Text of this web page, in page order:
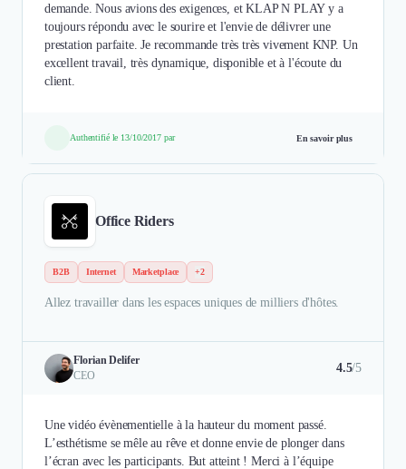
demande. Nous avions des exigences, et KLAP N PLAY y a
toujours répondu avec le sourire et l'envie de délivrer une
prestation parfaite. Je recommande très très vivement KNP. Un
excellent travail, très dynamique, disponible et à l'écoute du
client.
Authentifié le 13/10/2017 par En savoir plus
Office Riders
B2B Internet Marketplace +2
Allez travailler dans les espaces uniques de milliers d'hôtes.
Florian Delifer
CEO
4.5/5
Une vidéo évènementielle à la hauteur du moment passé.
L’esthétisme se mêle au rêve et donne envie de plonger dans
l’écran avec les participants. But atteint ! Merci à l’équipe